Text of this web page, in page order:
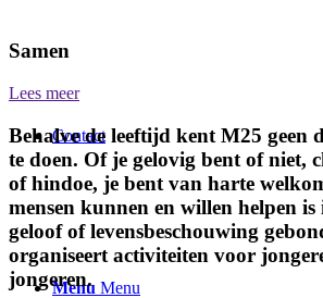
Contact
Menu Menu
Samen
Lees meer
Behalve de leeftijd kent M25 geen
te doen. Of je gelovig bent of niet,
of hindoe, je bent van harte
mensen kunnen en willen helpen
geloof of levensbeschouwing
organiseert activiteiten voor
jongeren.